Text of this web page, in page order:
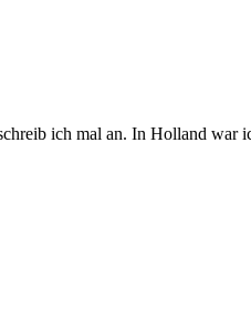
ich mal an. In Holland war